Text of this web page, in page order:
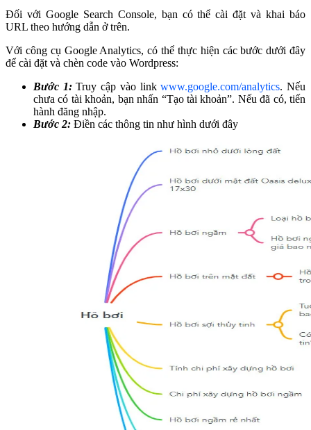
Đối với Google Search Console, bạn có thể cài đặt và khai báo
URL theo hướng dẫn ở trên.
Với công cụ Google Analytics, có thể thực hiện các bước dưới đây
để cài đặt và chèn code vào Wordpress:
Bước 1:Truy cập vào linkwww.google.com/analytics. Nếu
chưa có tài khoản, bạn nhấn “Tạo tài khoản”. Nếu đã có, tiến
hành đăng nhập.
Bước 2: Điền các thông tin như hình dưới đây